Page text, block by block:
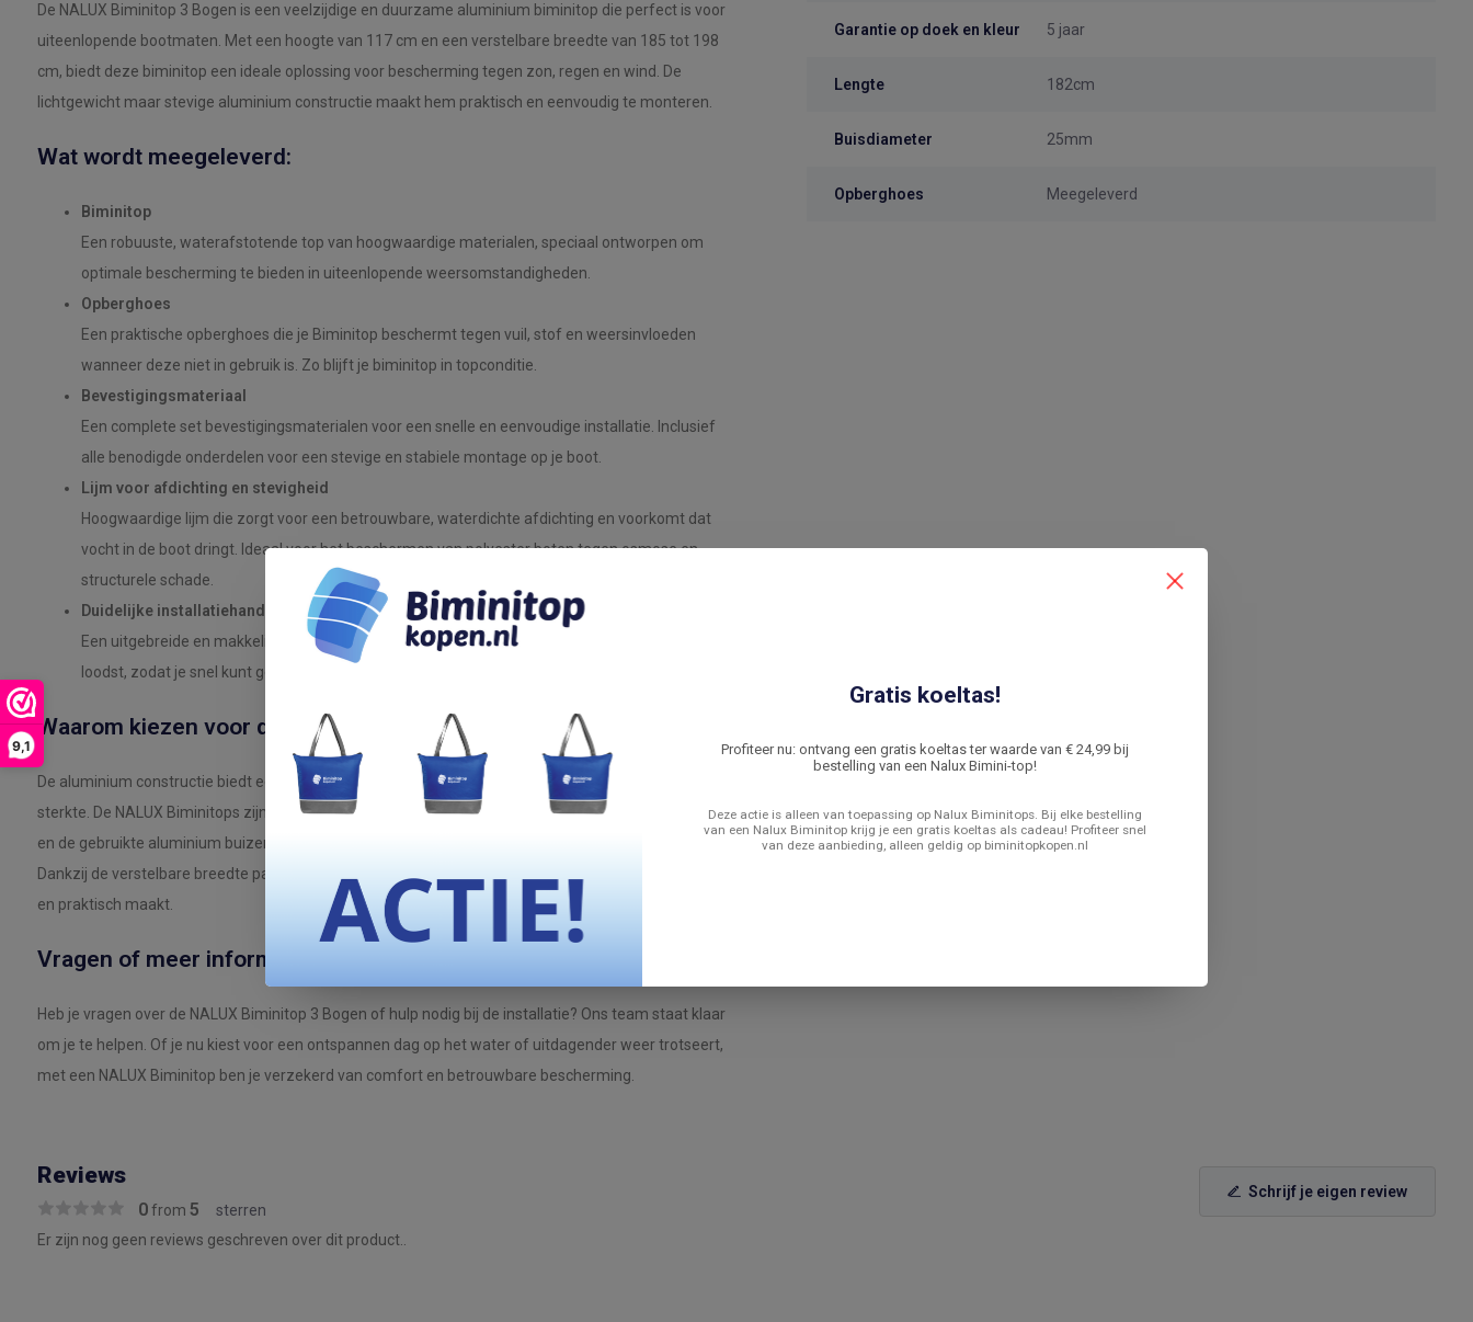
9,1
De NALUX Biminitop 3 Bogen is een veelzijdige en duurzame aluminium biminitop die perfect is voor
uiteenlopende bootmaten. Met een hoogte van 117 cm en een verstelbare breedte van 185 tot 198
cm, biedt deze biminitop een ideale oplossing voor bescherming tegen zon, regen en wind. De
lichtgewicht maar stevige aluminium constructie maakt hem praktisch en eenvoudig te monteren.
Wat wordt meegeleverd:
Biminitop
Een robuuste, waterafstotende top van hoogwaardige materialen, speciaal ontworpen om
optimale bescherming te bieden in uiteenlopende weersomstandigheden.
Opberghoes
Een praktische opberghoes die je Biminitop beschermt tegen vuil, stof en weersinvloeden
wanneer deze niet in gebruik is. Zo blijft je biminitop in topconditie.
Bevestigingsmateriaal
Een complete set bevestigingsmaterialen voor een snelle en eenvoudige installatie. Inclusief
alle benodigde onderdelen voor een stevige en stabiele montage op je boot.
Lijm voor afdichting en stevigheid
Hoogwaardige lijm die zorgt voor een betrouwbare, waterdichte afdichting en voorkomt dat
vocht in de boot dringt. Ideaal voor het beschermen van polyester boten tegen osmose en
structurele schade.
Duidelijke installatiehandleiding
Een uitgebreide en makkelijk te volgen handleiding die je stap voor stap door de installatie
loodst, zodat je snel kunt genieten van je nieuwe biminitop.
Waarom kiezen voor de NALUX Biminitop 3 Bogen?
De aluminium constructie biedt een uitstekende balans tussen lichtgewicht gemak en duurzame
sterkte. De NALUX Biminitops zijn ontworpen om bestand te zijn tegen zware weersomstandigheden,
en de gebruikte aluminium buizen en weerbestendige stoffen zorgen voor een lange levensduur.
Dankzij de verstelbare breedte past deze biminitop op verschillende bootmaten, wat hem veelzijdig
en praktisch maakt.
Vragen of meer informatie?
Heb je vragen over de NALUX Biminitop 3 Bogen of hulp nodig bij de installatie? Ons team staat klaar
om je te helpen. Of je nu kiest voor een ontspannen dag op het water of uitdagender weer trotseert,
met een NALUX Biminitop ben je verzekerd van comfort en betrouwbare bescherming.
Garantie op doek en kleur 5 jaar
Lengte 182cm
Buisdiameter 25mm
Opberghoes Meegeleverd
Reviews
0from 5 sterren
Schrijf je eigen review
Er zijn nog geen reviews geschreven over dit product..
Gratis koeltas!
Profiteer nu: ontvang een gratis koeltas ter waarde van € 24,99 bij
bestelling van een Nalux Bimini-top!
Deze actie is alleen van toepassing op Nalux Biminitops. Bij elke bestelling
van een Nalux Biminitop krijg je een gratis koeltas als cadeau! Profiteer snel
van deze aanbieding, alleen geldig op biminitopkopen.nl